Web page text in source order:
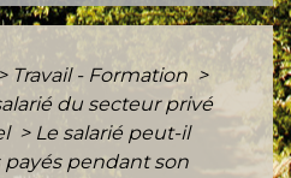
Travail - Formation >
du secteur privé
> Le salarié peut-il
pendant son